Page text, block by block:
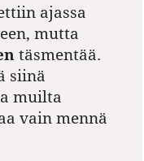
ajassa
mutta
täsmentää.
siinä
muilta
vain mennä